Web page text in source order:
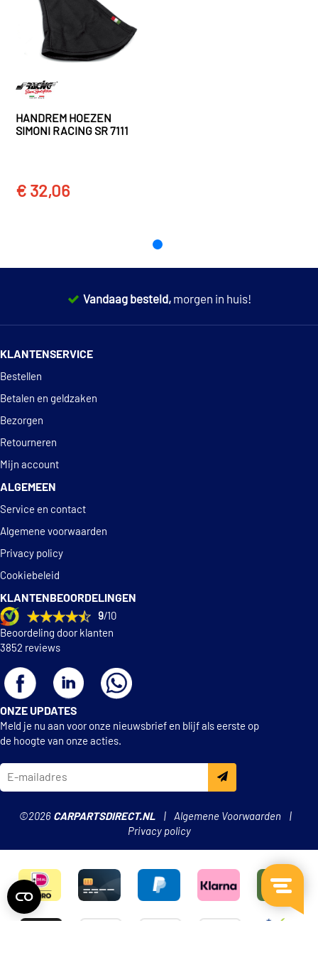
TOON MEER
HANDREM HOEZEN
SIMONI RACING SR 7111
€ 32,06
Vandaag besteld, morgen in huis!
KLANTENSERVICE
Bestellen
Betalen en geldzaken
Bezorgen
Retourneren
Mijn account
ALGEMEEN
Service en contact
Algemene voorwaarden
Privacy policy
Cookiebeleid
KLANTENBEOORDELINGEN
9/10
Beoordeling door klanten
3852 reviews
ONZE UPDATES
Meld je nu aan voor onze nieuwsbrief en blijf als eerste op
de hoogte van onze acties.
©2026 CARPARTSDIRECT.NL
Algemene Voorwaarden
Privacy policy